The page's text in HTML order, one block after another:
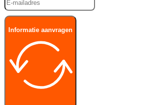
Informatie aanvragen